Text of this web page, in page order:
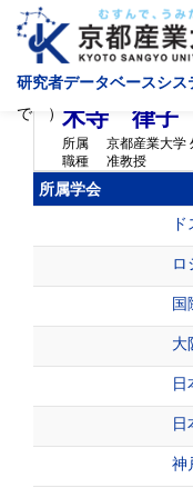
研究者データベースシス
で ）
キデラ リツコ Kidera
木寺 律子
所属
京都産業大学
職種
准教授
所属学会
ロ
国
大
日
日
神